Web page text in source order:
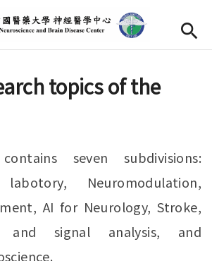
首頁
Open
Open
Open
topics of the
seven subdivisions:
labotory, Neuromodulation,
AI for Neurology, Stroke,
and signal analysis, and